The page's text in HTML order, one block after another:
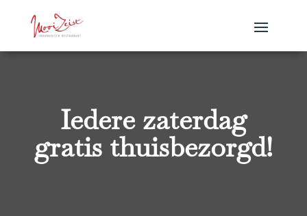
Iedere zaterdag
gratis thuisbezorgd!